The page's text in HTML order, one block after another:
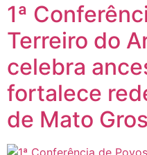
1ª
Terreiro do
celebra
fortalece
de Mato